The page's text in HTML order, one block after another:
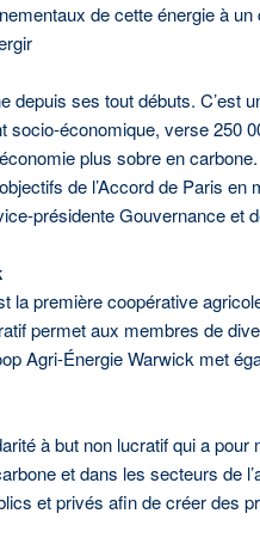
de cette énergie à
ses tout débuts. C’est
économique, verse 250
plus sobre en
de l’Accord de Paris en
présidente Gouvernance
la première coopérative
permet aux membres de
Agri-Énergie Warwick met
à but non lucratif qui a
et dans les secteurs de
et privés afin de créer des